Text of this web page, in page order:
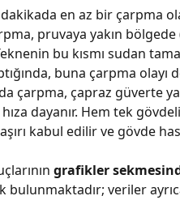
en az bir çarpma
pruvaya yakın
bu kısmı sudan
buna çarpma olayı
çarpma, çapraz güverte
dayanır. Hem tek
kabul edilir ve gövde
grafikler
bulunmaktadır; veriler